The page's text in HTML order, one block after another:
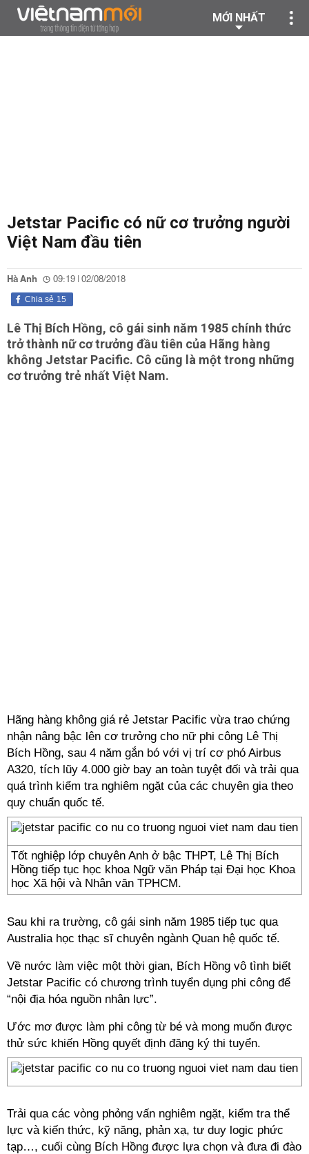
MỚI NHẤT
Jetstar Pacific có nữ cơ trưởng người
Việt Nam đầu tiên
Hà Anh 09:19 | 02/08/2018
15
Chia sẻ
Lê Thị Bích Hồng, cô gái sinh năm 1985 chính thức
trở thành nữ cơ trưởng đầu tiên của Hãng hàng
không Jetstar Pacific. Cô cũng là một trong những
cơ trưởng trẻ nhất Việt Nam.
Hãng hàng không giá rẻ Jetstar Pacific vừa trao chứng
nhận nâng bậc lên cơ trưởng cho nữ phi công Lê Thị
Bích Hồng, sau 4 năm gắn bó với vị trí cơ phó Airbus
A320, tích lũy 4.000 giờ bay an toàn tuyệt đối và trải qua
quá trình kiểm tra nghiêm ngặt của các chuyên gia theo
quy chuẩn quốc tế.
Tốt nghiệp lớp chuyên Anh ở bậc THPT, Lê Thị Bích
Hồng tiếp tục học khoa Ngữ văn Pháp tại Đại học Khoa
học Xã hội và Nhân văn TPHCM.
Sau khi ra trường, cô gái sinh năm 1985 tiếp tục qua
Australia học thạc sĩ chuyên ngành Quan hệ quốc tế.
Về nước làm việc một thời gian, Bích Hồng vô tình biết
Jetstar Pacific có chương trình tuyển dụng phi công để
“nội địa hóa nguồn nhân lực”.
Ước mơ được làm phi công từ bé và mong muốn được
thử sức khiến Hồng quyết định đăng ký thi tuyển.
Trải qua các vòng phỏng vấn nghiêm ngặt, kiểm tra thể
lực và kiến thức, kỹ năng, phản xạ, tư duy logic phức
tạp…, cuối cùng Bích Hồng được lựa chọn và đưa đi đào